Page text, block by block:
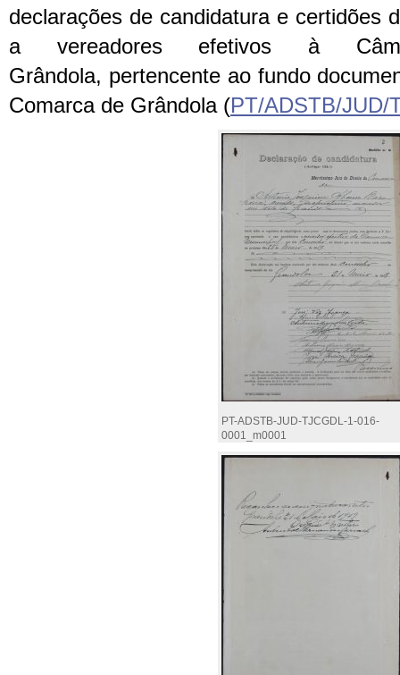
declarações de candidatura e certidões
a vereadores efetivos à
Grândola, pertencente ao fundo
Comarca de Grândola (PT/ADSTB/JUD/
PT-ADSTB-JUD-TJCGDL-1-016-
0001_m0001